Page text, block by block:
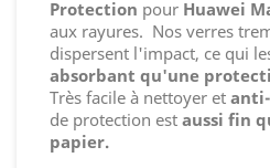
Protection pour Huawei
aux rayures. Nos verres
dispersent l'impact, ce qui
absorbant qu'une
Très facile à nettoyer et
de protection est aussi fin
papier.